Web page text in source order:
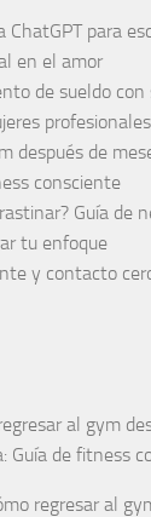
ChatGPT para
en el amor
de sueldo con
profesionales
después de
consciente
Guía de
tu enfoque
y contacto
al gym
Guía de fitness
regresar al